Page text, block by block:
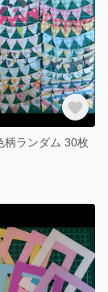
柄ランダム 30枚